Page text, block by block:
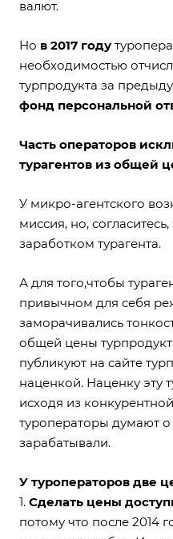
валют.
Но в 2017 году
необходимостью
турпродукта за
фонд персональной
Часть операторов
турагентов из общей
У микро-агентского
миссия, но,
заработком турагента.
А для того,чтобы
привычном для себя
заморачивались
общей цены
публикуют на сайте
наценкой. Наценку эту
исходя из
туроператоры думают о
зарабатывали.
У туроператоров две
1. Сделать цены
потому что после 2014